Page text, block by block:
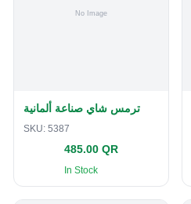
ترمس شاي صناعة ألمانية
SKU: 5387
485.00 QR
In Stock